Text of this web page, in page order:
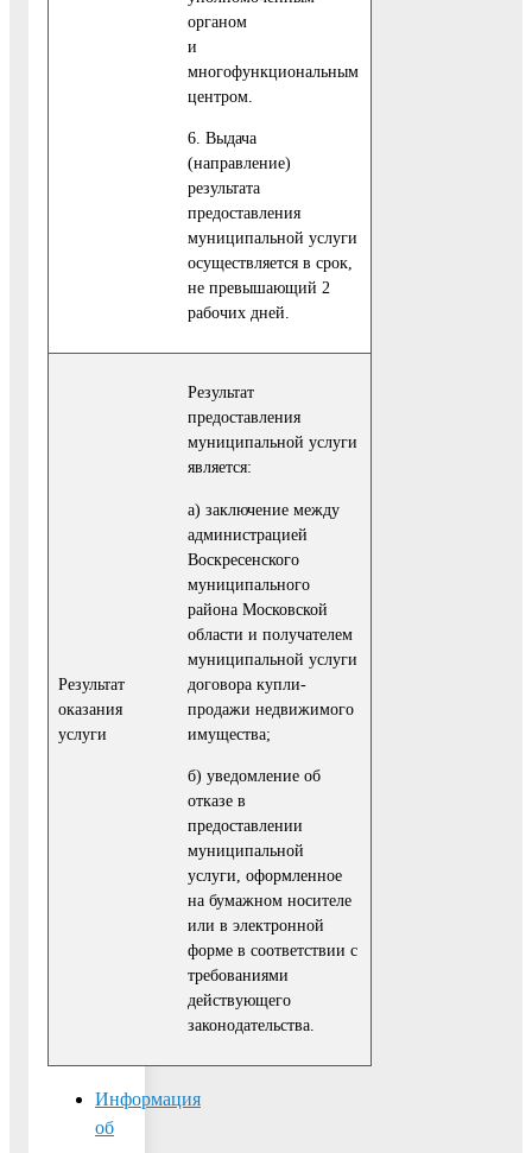
органом
и
многофункциональным
центром.
6. Выдача
(направление)
результата
предоставления
муниципальной услуги
осуществляется в срок,
не превышающий 2
рабочих дней.
Результат
оказания
услуги
Результат
предоставления
муниципальной услуги
является:
а) заключение между
администрацией
Воскресенского
муниципального
района Московской
области и получателем
муниципальной услуги
договора купли-
продажи недвижимого
имущества;
б) уведомление об
отказе в
предоставлении
муниципальной
услуги, оформленное
на бумажном носителе
или в электронной
форме в соответствии с
требованиями
действующего
законодательства.
Информация
об